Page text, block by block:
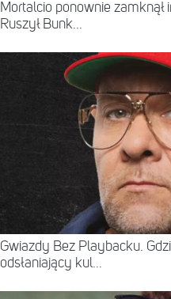
Mortalcio ponownie
Ruszył Bunk...
Gwiazdy Bez Playbacku.
odsłaniający kul...